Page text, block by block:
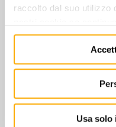
raccolto dal suo utilizzo
Usa solo
425/SP3 -
€192,00
€20,00+